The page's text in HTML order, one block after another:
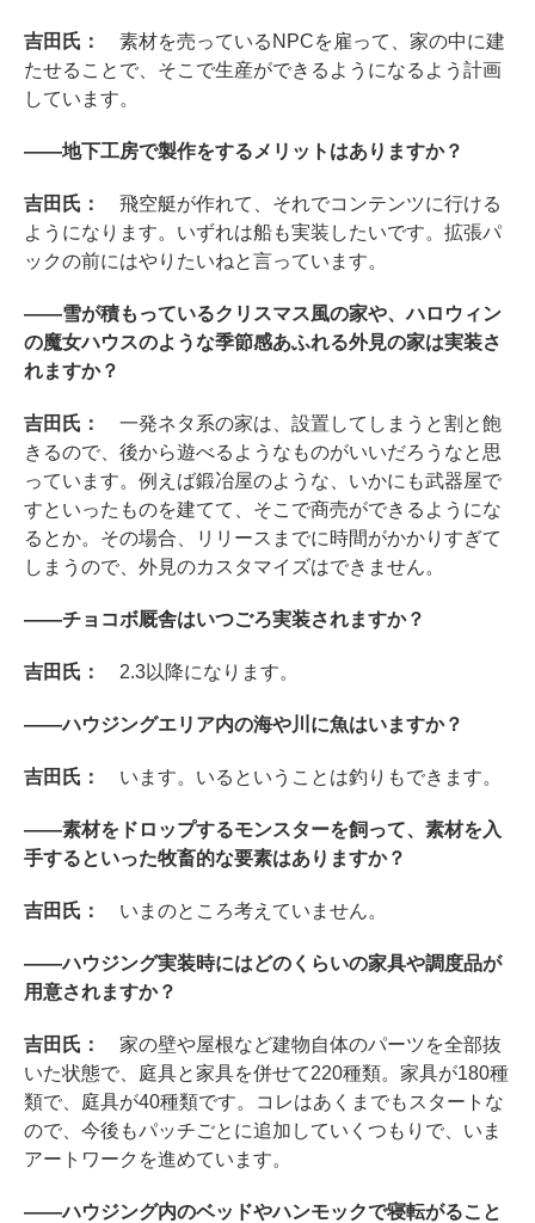
吉田氏： 素材を売っているNPCを雇って、家の中に建
たせることで、そこで生産ができるようになるよう計画
しています。
――地下工房で製作をするメリットはありますか？
吉田氏： 飛空艇が作れて、それでコンテンツに行ける
ようになります。いずれは船も実装したいです。拡張パ
ックの前にはやりたいねと言っています。
――雪が積もっているクリスマス風の家や、ハロウィン
の魔女ハウスのような季節感あふれる外見の家は実装さ
れますか？
吉田氏： 一発ネタ系の家は、設置してしまうと割と飽
きるので、後から遊べるようなものがいいだろうなと思
っています。例えば鍛冶屋のような、いかにも武器屋で
すといったものを建てて、そこで商売ができるようにな
るとか。その場合、リリースまでに時間がかかりすぎて
しまうので、外見のカスタマイズはできません。
――チョコボ厩舎はいつごろ実装されますか？
吉田氏： 2.3以降になります。
――ハウジングエリア内の海や川に魚はいますか？
吉田氏： います。いるということは釣りもできます。
――素材をドロップするモンスターを飼って、素材を入
手するといった牧畜的な要素はありますか？
吉田氏： いまのところ考えていません。
――ハウジング実装時にはどのくらいの家具や調度品が
用意されますか？
吉田氏： 家の壁や屋根など建物自体のパーツを全部抜
いた状態で、庭具と家具を併せて220種類。家具が180種
類で、庭具が40種類です。コレはあくまでもスタートな
ので、今後もパッチごとに追加していくつもりで、いま
アートワークを進めています。
――ハウジング内のベッドやハンモックで寝転がること